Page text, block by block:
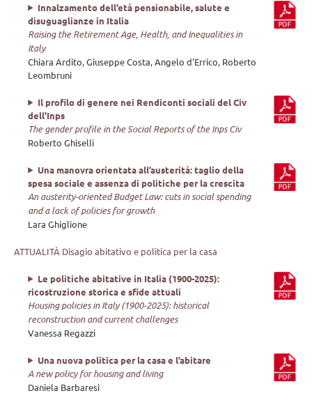
Innalzamento dell’età pensionabile, salute e
disuguaglianze in Italia
Raising the Retirement Age, Health, and Inequalities in
Italy
Chiara Ardito,Giuseppe Costa,Angelo d'Errico, Roberto
Leombruni
Il profilo di genere nei Rendiconti sociali del Civ
dell’Inps
The gender profile in the Social Reports of the Inps Civ
Roberto Ghiselli
Una manovra orientata all’austerità: taglio della
spesa sociale e assenza di politiche per la crescita
An austerity-oriented Budget Law: cuts in social spending
and a lack of policies for growth
Lara Ghiglione
ATTUALITÀ Disagio abitativo e politica per la casa
Le politiche abitative in Italia (1900-2025):
ricostruzione storica e sfide attuali
Housing policies in Italy (1900-2025): historical
reconstruction and current challenges
Vanessa Regazzi
Una nuova politica per la casa e l’abitare
A new policy for housing and living
Daniela Barbaresi